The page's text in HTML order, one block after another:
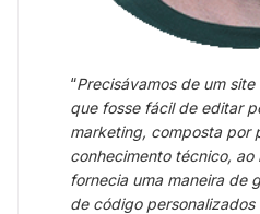
“Precisávamos de um
que fosse fácil de editar
marketing, composta por
conhecimento técnico, ao
fornecia uma maneira de
de código personalizados